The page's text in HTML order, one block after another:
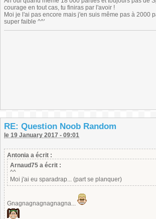
courage en tout cas, tu finiras par l'avoir !
Moi je l'ai pas encore mais j'en suis même pas à 2000
super faible ^^'
RE: Question Noob Random
le 19 January 2017 - 09:01
Antonia a écrit :
Arnaud75 a écrit :
^^
Moi j'ai eu sparadrap... (part se planquer)
Gnagnagnagnagnagna...